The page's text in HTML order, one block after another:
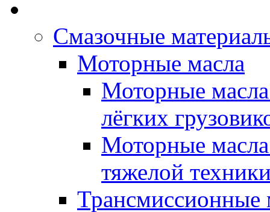
Смазочные
Моторные масла
Моторные
лёгких
Моторные
тяжелой
Трансмиссионные